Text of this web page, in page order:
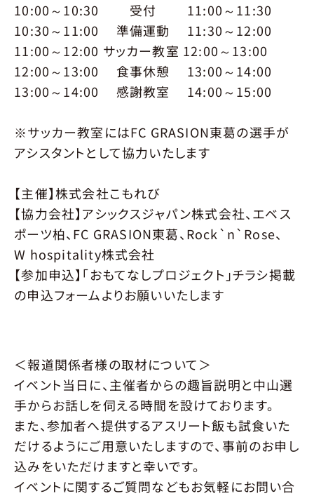
10:00～10:30 受付 11:00～11:30
10:30～11:00 準備運動 11:30～12:00
11:00～12:00 サッカー教室 12:00～13:00
12:00～13:00 食事休憩 13:00～14:00
13:00～14:00 感謝教室 14:00～15:00
※サッカー教室にはFC GRASION東葛の選手が
アシスタントとして協力いたします
【主催】株式会社こもれび
【協力会社】アシックスジャパン株式会社、エベス
ポーツ柏、FC GRASION東葛、Rock`n`Rose、
W hospitality株式会社
【参加申込】「おもてなしプロジェクト」チラシ掲載
の申込フォームよりお願いいたします
＜報道関係者様の取材について＞
イベント当日に、主催者からの趣旨説明と中山選
手からお話しを伺える時間を設けております。
また、参加者へ提供するアスリート飯も試食いた
だけるようにご用意いたしますので、事前のお申し
込みをいただけますと幸いです。
イベントに関するご質問などもお気軽にお問い合